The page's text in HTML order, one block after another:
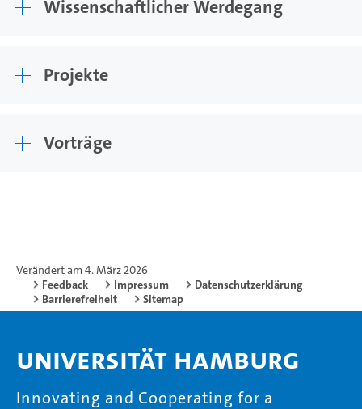
Wissenschaftlicher Werdegang
Projekte
Vorträge
Verändert am 4. März 2026
Feedback
Impressum
Datenschutzerklärung
Barrierefreiheit
Sitemap
Universität Hamburg
Innovating and Cooperating for a